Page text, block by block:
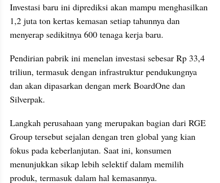
Investasi baru ini diprediksi akan mampu menghasilkan
1,2 juta ton kertas kemasan setiap tahunnya dan
menyerap sedikitnya 600 tenaga kerja baru.
Pendirian pabrik ini menelan investasi sebesar Rp 33,4
triliun, termasuk dengan infrastruktur pendukungnya
dan akan dipasarkan dengan merk BoardOne dan
Silverpak.
Langkah perusahaan yang merupakan bagian dari RGE
Group tersebut sejalan dengan tren global yang kian
fokus pada keberlanjutan. Saat ini, konsumen
menunjukkan sikap lebih selektif dalam memilih
produk, termasuk dalam hal kemasannya.